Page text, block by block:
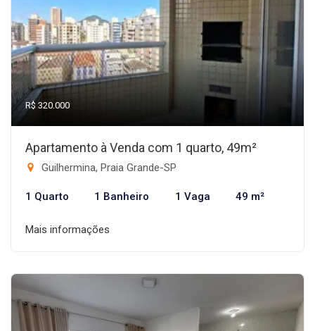
R$ 320.000
Apartamento à Venda com 1 quarto, 49m²
Guilhermina, Praia Grande-SP
1 Quarto 1 Banheiro 1 Vaga 49 m²
Mais informações